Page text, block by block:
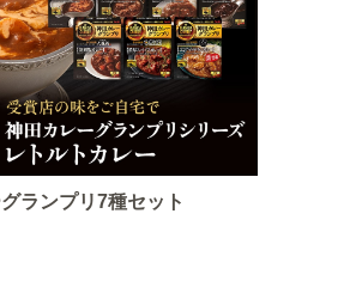
ランプリ7種セット